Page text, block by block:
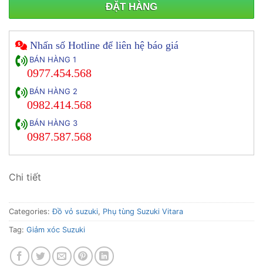
ĐẶT HÀNG
Nhấn số Hotline để liên hệ báo giá
BÁN HÀNG 1
0977.454.568
BÁN HÀNG 2
0982.414.568
BÁN HÀNG 3
0987.587.568
Chi tiết
Categories:Đồ vỏ suzuki, Phụ tùng Suzuki Vitara
Tag: Giảm xóc Suzuki